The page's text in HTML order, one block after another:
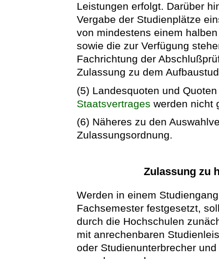
Leistungen erfolgt. Darüber
Vergabe der Studienplätze
von mindestens einem
sowie die zur Verfügung
Fachrichtung der
Zulassung zu dem
(5) Landesquoten und
Staatsvertrages werden nicht
(6) Näheres zu den
Zulassungsordnung.
Zulassung zu
Werden in einem
Fachsemester festgesetzt,
durch die Hochschulen
mit anrechenbaren
oder Studienunterbrecher